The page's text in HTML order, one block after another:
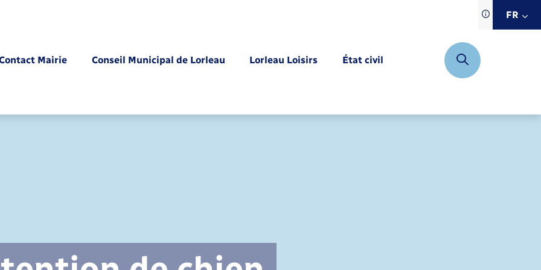
Traduction
siteFR
Mairie Conseil Municipal de Lorleau Lorleau Loisirs État civil